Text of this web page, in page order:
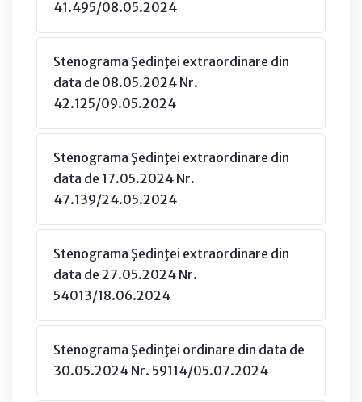
41.495/08.05.2024
Stenograma Şedinţei extraordinare din
data de 08.05.2024 Nr.
42.125/09.05.2024
Stenograma Şedinţei extraordinare din
data de 17.05.2024 Nr.
47.139/24.05.2024
Stenograma Şedinţei extraordinare din
data de 27.05.2024 Nr.
54013/18.06.2024
Stenograma Şedinţei ordinare din data de
30.05.2024 Nr. 59114/05.07.2024